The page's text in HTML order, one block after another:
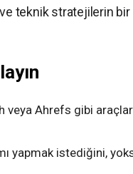
teknik stratejilerin bir
veya Ahrefs gibi
yapmak istediğini,